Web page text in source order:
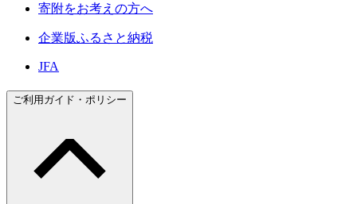
寄附をお考えの方へ
企業版ふるさと納税
JFA
ご利用ガイド・ポリシー